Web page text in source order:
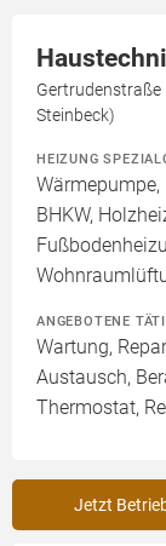
Steinbeck)
HEIZUNG
Wärmepumpe,
BHKW,
ANGEBOTENE
Wartung,
Austausch,
Thermostat,
Jetzt